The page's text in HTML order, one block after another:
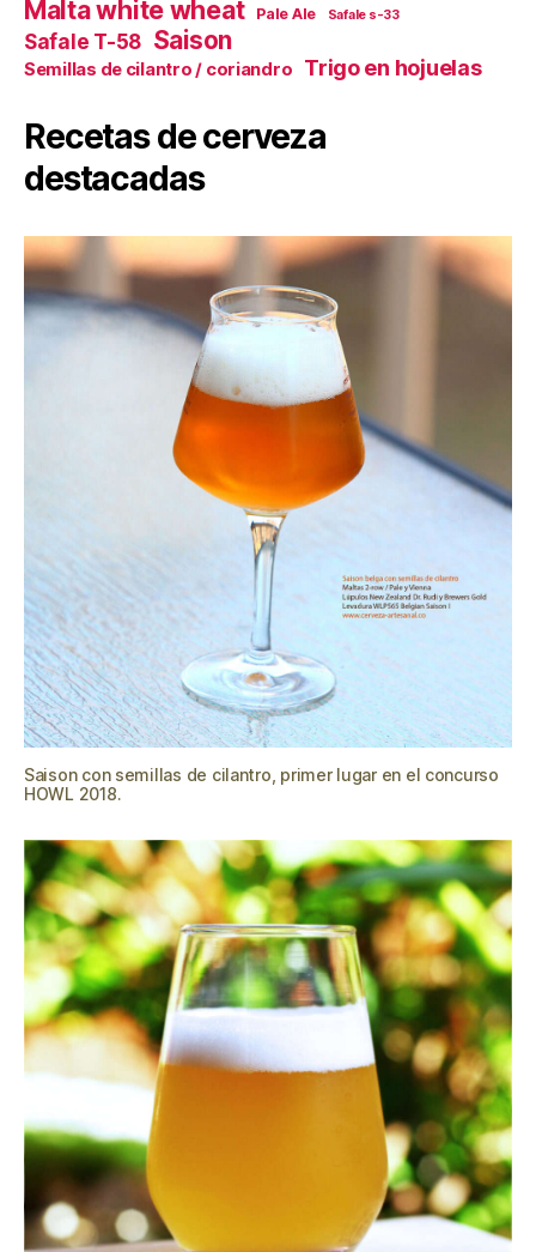
Malta white wheat Pale Ale Safale s-33
Safale T-58 Saison
Semillas de cilantro / coriandro Trigo en hojuelas
Recetas de cerveza
destacadas
Saison con semillas de cilantro, primer lugar en el concurso
HOWL 2018.